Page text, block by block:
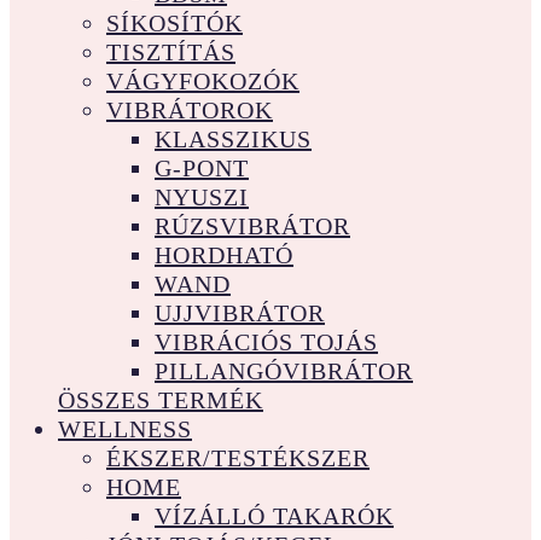
SÍKOSÍTÓK
TISZTÍTÁS
VÁGYFOKOZÓK
VIBRÁTOROK
KLASSZIKUS
G-PONT
NYUSZI
RÚZSVIBRÁTOR
HORDHATÓ
WAND
UJJVIBRÁTOR
VIBRÁCIÓS TOJÁS
PILLANGÓVIBRÁTOR
ÖSSZES TERMÉK
WELLNESS
ÉKSZER/TESTÉKSZER
HOME
VÍZÁLLÓ TAKARÓK